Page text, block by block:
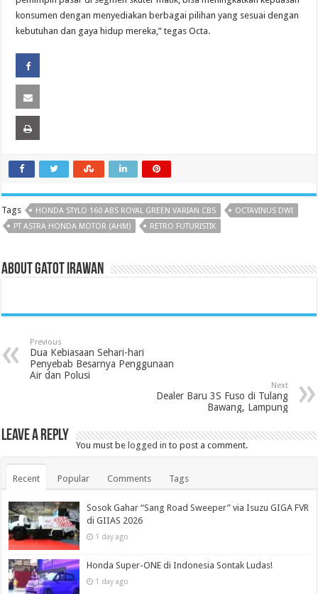
konsumen dengan menyediakan berbagai pilihan yang sesuai dengan
kebutuhan dan gaya hidup mereka,” tegas Octa.
Tags HONDA STYLO 160 ABS ROYAL GREEN VARIAN CBS
OCTAVINUS DWI
PT ASTRA HONDA MOTOR (AHM)
RETRO FUTURISTIK
About Gatot Irawan
Previous
Dua Kebiasaan Sehari-hari
Penyebab Besarnya Penggunaan
Air dan Polusi
Next
Dealer Baru 3S Fuso di Tulang
Bawang, Lampung
Leave a Reply
You must be logged in to post a comment.
Recent Popular Comments Tags
Sosok Gahar “Sang Road Sweeper” via Isuzu GIGA FVR
di GIIAS 2026
1 day ago
Honda Super-ONE di Indonesia Sontak Ludas!
1 day ago